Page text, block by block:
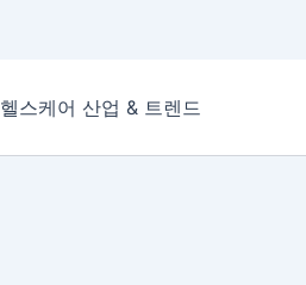
헬스케어 산업 & 트렌드